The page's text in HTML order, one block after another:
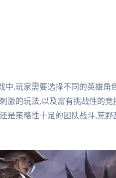
,玩家需要选择不同的英雄角
激的玩法,以及富有挑战性的竞
是策略性十足的团队战斗,荒野